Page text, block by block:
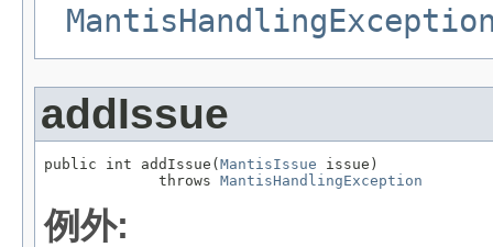
addIssue
public int addIssue(MantisIssue issue)
             throws
MantisHandlingException
例外: